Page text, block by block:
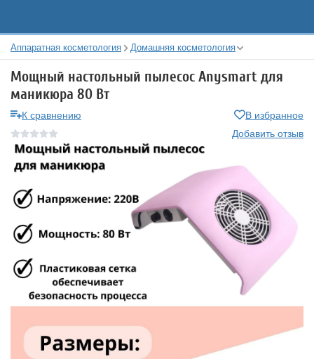
Аппаратная косметология Домашняя косметология
Мощный настольный пылесос Anysmart для
маникюра 80 Вт
К сравнению
В избранное
Добавить отзыв